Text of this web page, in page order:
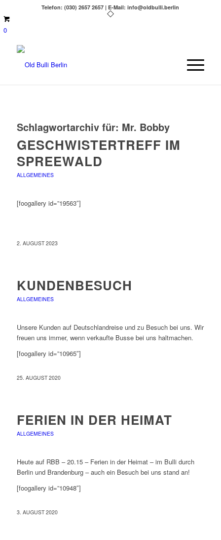
Telefon: (030) 2657 2657 | E-Mail: info@oldbulli.berlin
0
Schlagwortarchiv für: Mr. Bobby
GESCHWISTERTREFF IM
SPREEWALD
ALLGEMEINES
[foogallery id=”19563″]
2. AUGUST 2023
KUNDENBESUCH
ALLGEMEINES
Unsere Kunden auf Deutschlandreise und zu Besuch bei uns. Wir
freuen uns immer, wenn verkaufte Busse bei uns haltmachen.
[foogallery id=”10965″]
25. AUGUST 2020
FERIEN IN DER HEIMAT
ALLGEMEINES
Heute auf RBB – 20.15 – Ferien in der Heimat – im Bulli durch
Berlin und Brandenburg – auch ein Besuch bei uns stand an!
[foogallery id=”10948″]
3. AUGUST 2020